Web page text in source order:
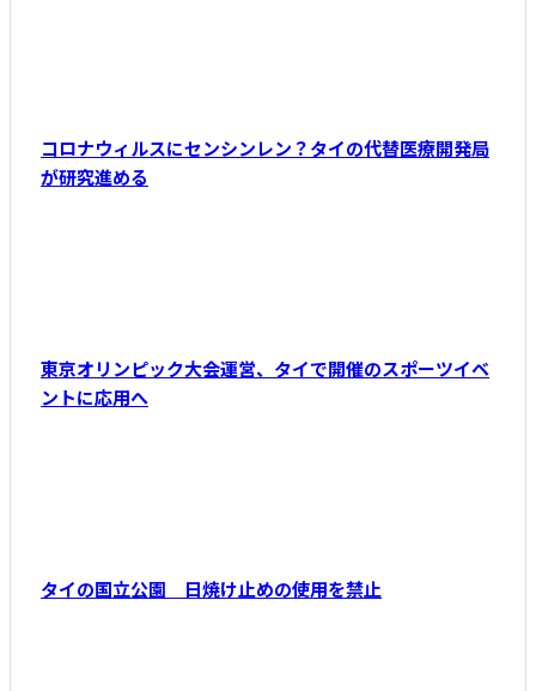
コロナウィルスにセンシンレン？タイの代替医療開発局
が研究進める
東京オリンピック大会運営、タイで開催のスポーツイベ
ントに応用へ
タイの国立公園 日焼け止めの使用を禁止